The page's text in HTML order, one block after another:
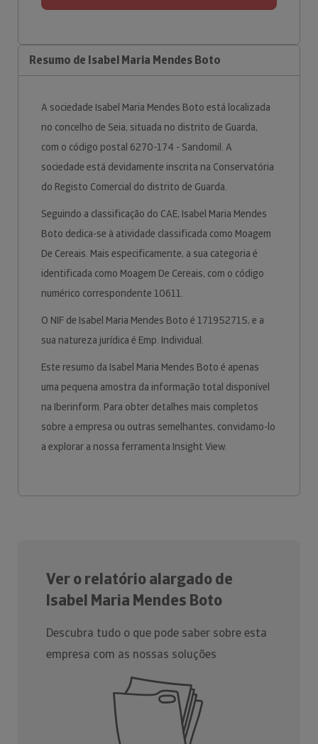
Resumo de Isabel Maria Mendes Boto
A sociedade Isabel Maria Mendes Boto está localizada
no concelho de Seia, situada no distrito de Guarda,
com o código postal 6270-174 - Sandomil. A
sociedade está devidamente inscrita na Conservatória
do Registo Comercial do distrito de Guarda.
Seguindo a classificação do CAE, Isabel Maria Mendes
Boto dedica-se à atividade classificada como Moagem
De Cereais. Mais especificamente, a sua categoria é
identificada como Moagem De Cereais, com o código
numérico correspondente 10611.
O NIF de Isabel Maria Mendes Boto é 171952715, e a
sua natureza jurídica é Emp. Individual.
Este resumo da Isabel Maria Mendes Boto é apenas
uma pequena amostra da informação total disponível
na Iberinform. Para obter detalhes mais completos
sobre a empresa ou outras semelhantes, convidamo-lo
a explorar a nossa ferramenta Insight View.
Ver o relatório alargado de
Isabel Maria Mendes Boto
Descubra tudo o que pode saber sobre esta
empresa com as nossas soluções